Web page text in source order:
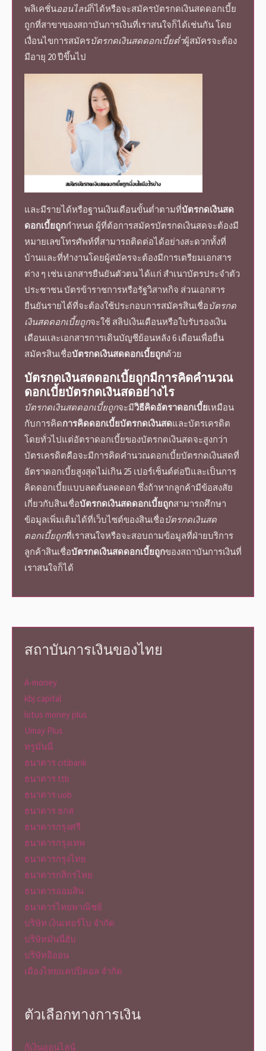
พลิเคชั่นออนไลน์ก็ได้หรือจะสมัครบัตรกดเงินสดดอกเบี้ย
ถูกที่สาขาของสถาบันการเงินที่เราสนใจก็ได้เช่นกัน โดย
เงื่อนไขการสมัครบัตรกดเงินสดดอกเบี้ยต่ำผู้สมัครจะต้อง
มีอายุ 20 ปีขึ้นไป
และมีรายได้หรือฐานเงินเดือนขั้นต่ำตามที่บัตรกดเงินสด
ดอกเบี้ยถูกกำหนด ผู้ที่ต้อการสมัครบัตรกดเงินสดจะต้องมี
หมายเลขโทรศัพท์ที่สามารถติดต่อได้อย่างสะดวกทั้งที่
บ้านและที่ทำงานโดยผู้สมัครจะต้องมีการเตรียมเอกสาร
ต่าง ๆ เช่น เอกสารยืนยันตัวตน ได้แก่ สำเนาบัตรประจำตัว
ประชาชน บัตรข้าราชการหรือรัฐวิสาหกิจ ส่วนเอกสาร
ยืนยันรายได้ที่จะต้องใช้ประกอบการสมัครสินเชื่อบัตรกด
เงินสดดอกเบี้ยถูกจะใช้ สลิปเงินเดือนหรือใบรับรองเงิน
เดือนและเอกสารการเดินบัญชีย้อนหลัง 6 เดือนเพื่อยื่น
สมัครสินเชื่อบัตรกดเงินสดดอกเบี้ยถูกด้วย
บัตรกดเงินสดดอกเบี้ยถูกมีการคิดคํานวณ
ดอกเบี้ยบัตรกดเงินสดอย่างไร
บัตรกดเงินสดดอกเบี้ยถูกจะมีวิธีคิดอัตราดอกเบี้ยเหมือน
กับการคิดการคิดดอกเบี้ยบัตรกดเงินสดและบัตรเครดิต
โดยทั่วไปแต่อัตราดอกเบี้ยของบัตรกดเงินสดจะสูงกว่า
บัตรเครดิตคือจะมีการคิดคํานวณดอกเบี้ยบัตรกดเงินสดที่
อัตราดอกเบี้ยสูงสุดไม่เกิน 25 เปอร์เซ็นต์ต่อปีและเป็นการ
คิดดอกเบี้ยแบบลดต้นลดดอก ซึ่งถ้าหากลูกค้ามีข้อสงสัย
เกี่ยวกับสินเชื่อบัตรกดเงินสดดอกเบี้ยถูกสามารถศึกษา
ข้อมูลเพิ่มเติมได้ที่เว็บไซต์ของสินเชื่อบัตรกดเงินสด
ดอกเบี้ยถูกที่เราสนใจหรือจะสอบถามข้อมูลที่ฝ่ายบริการ
ลูกค้าสินเชื่อบัตรกดเงินสดดอกเบี้ยถูกของสถาบันการเงินที่
เราสนใจก็ได้
สถาบันการเงินของไทย
A-money
kbj capital
lotus money plus
Umay Plus
ทรูมันนี่
ธนาคาร citibank
ธนาคาร ttb
ธนาคาร uob
ธนาคาร ธกส
ธนาคารกรุงศรี
ธนาคารกรุงเทพ
ธนาคารกรุงไทย
ธนาคารกสิกรไทย
ธนาคารออมสิน
ธนาคารไทยพาณิชย์
บริษัท เงินเทอร์โบ จำกัด
บริษัทมันนี่ฮับ
บริษัทอิออน
เมืองไทยแคปปิตอล จำกัด
ตัวเลือกทางการเงิน
กู้เงินออนไลน์